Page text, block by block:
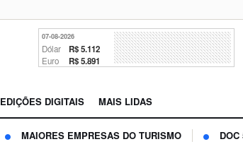
07-08-2026
Dólar R$ 5.112
Euro R$ 5.891
EDIÇÕES DIGITAIS MAIS LIDAS
MAIORES EMPRESAS DO TURISMO DOC